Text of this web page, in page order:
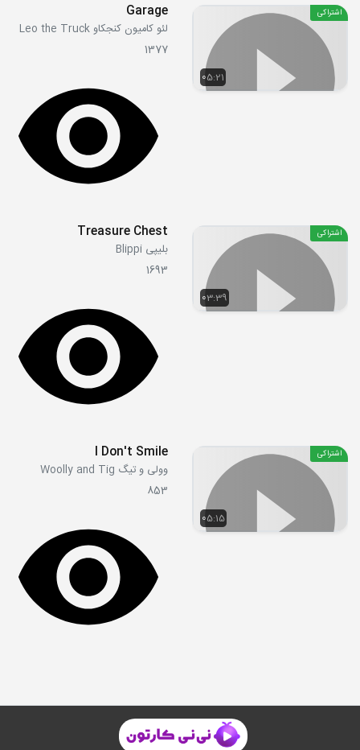
05:21
اشتراکی Garage
لئو کامیون کنجکاو Leo the Truck
1377
03:39
اشتراکی Treasure Chest
بلیپی Blippi
1693
05:15
اشتراکی I Don't Smile
وولی و تیگ Woolly and Tig
853